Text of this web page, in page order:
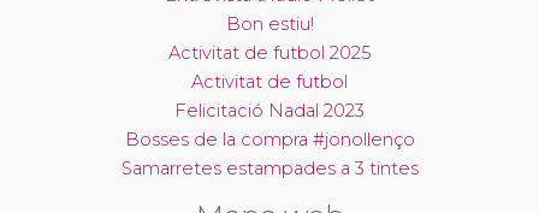
Bon estiu!
Activitat de futbol 2025
Activitat de futbol
Felicitació Nadal 2023
Bosses de la compra #jonollenço
Samarretes estampades a 3 tintes